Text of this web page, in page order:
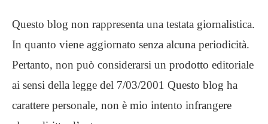
Questo blog non rappresenta una testata giornalistica.
In quanto viene aggiornato senza alcuna periodicità.
Pertanto, non può considerarsi un prodotto editoriale
ai sensi della legge del 7/03/2001 Questo blog ha
carattere personale, non è mio intento infrangere